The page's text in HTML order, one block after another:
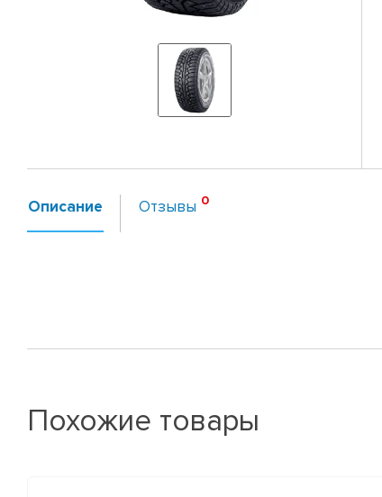
Описание Отзывы
Похожие товары